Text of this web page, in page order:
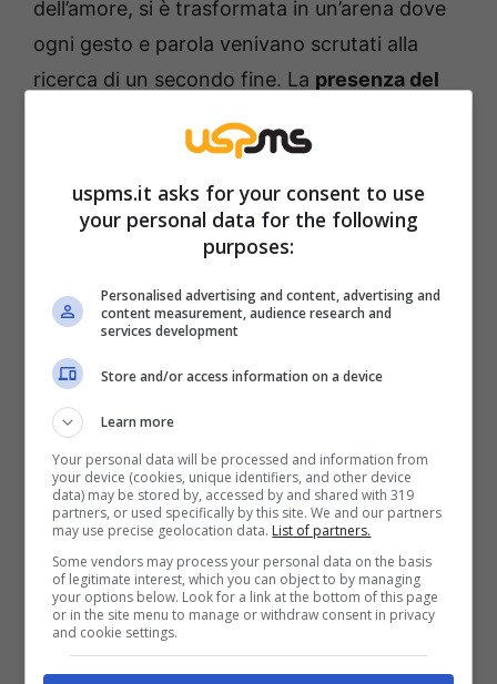
dell’amore, si è trasformata in un’arena dove
ogni gesto e parola venivano scrutati alla
ricerca di un secondo fine. La presenza del
un ulteriore strato di complessità alla vicenda,
riacuendo le discussioni e portando alla luce
nuove accuse. La scelta di corteggiare
, figura di spicco e
costantemente al centro dell’attenzione, ha
sollevato ulteriori perplessità, rendendo la
situazione ancora più
uspms.it asks for your consent to use
your personal data for the following
purposes:
Personalised advertising and content, advertising and
content measurement, audience research and
services development
Store and/or access information on a device
Learn more
Your personal data will be processed and information from
your device (cookies, unique identifiers, and other device
data) may be stored by, accessed by and shared with 319
partners, or used specifically by this site. We and our partners
may use precise geolocation data. List of partners.
Some vendors may process your personal data on the basis
of legitimate interest, which you can object to by managing
your options below. Look for a link at the bottom of this page
or in the site menu to manage or withdraw consent in privacy
and cookie settings.